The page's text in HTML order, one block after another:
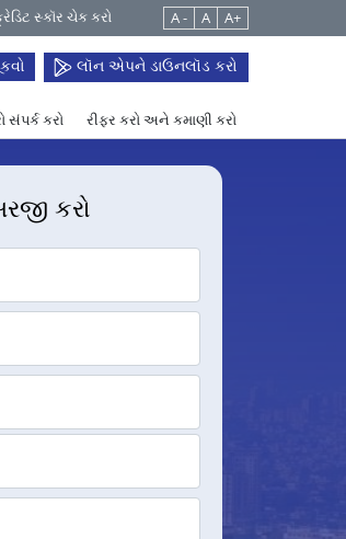
સ્કૉર ચેક કરો A - A A+
લૉન એપને ડાઉનલૉડ કરો
સંપર્ક કરો રીફર કરો અને કમાણી કરો
કરો